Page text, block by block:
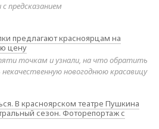
предсказанием
предлагают красноярцам на
цену
точкам и узнали, на что обратить
новогоднюю красавицу
В красноярском театре Пушкина
сезон. Фоторепортаж с